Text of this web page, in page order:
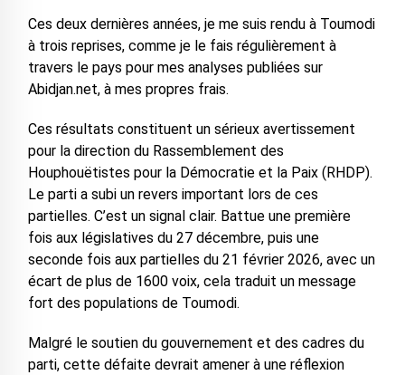
Ces deux dernières années, je me suis rendu à Toumodi
à trois reprises, comme je le fais régulièrement à
travers le pays pour mes analyses publiées sur
Abidjan.net, à mes propres frais.
Ces résultats constituent un sérieux avertissement
pour la direction du Rassemblement des
Houphouëtistes pour la Démocratie et la Paix (RHDP).
Le parti a subi un revers important lors de ces
partielles. C’est un signal clair. Battue une première
fois aux législatives du 27 décembre, puis une
seconde fois aux partielles du 21 février 2026, avec un
écart de plus de 1600 voix, cela traduit un message
fort des populations de Toumodi.
Malgré le soutien du gouvernement et des cadres du
parti, cette défaite devrait amener à une réflexion